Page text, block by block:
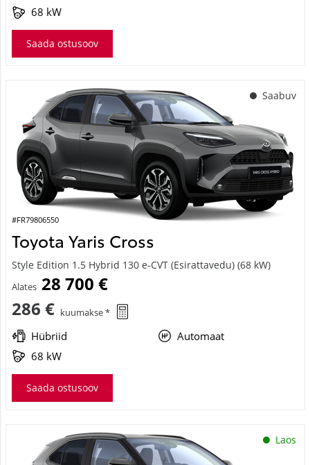
68 kW
Saada ostusoov
Saabuv
#FR79806550
Toyota Yaris Cross
Style Edition 1.5 Hybrid 130 e-CVT (Esirattavedu) (68 kW)
Alates 28 700 €
286 € kuumakse *
Hübriid
Automaat
68 kW
Saada ostusoov
Laos